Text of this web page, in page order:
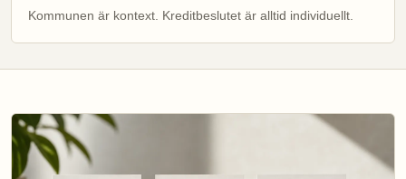
Kommunen är kontext. Kreditbeslutet är alltid individuellt.